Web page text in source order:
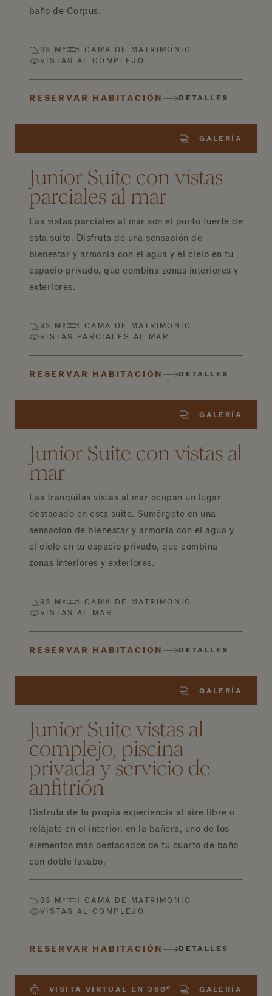
baño de Corpus.
93 M²
1 CAMA DE MATRIMONIO
VISTAS AL COMPLEJO
RESERVAR HABITACIÓN DETALLES
GALERÍA
Junior Suite con vistas
parciales al mar
Las vistas parciales al mar son el punto fuerte de
esta suite. Disfruta de una sensación de
bienestar y armonía con el agua y el cielo en tu
espacio privado, que combina zonas interiores y
exteriores.
93 M²
1 CAMA DE MATRIMONIO
VISTAS PARCIALES AL MAR
RESERVAR HABITACIÓN DETALLES
GALERÍA
Junior Suite con vistas al
mar
Las tranquilas vistas al mar ocupan un lugar
destacado en esta suite. Sumérgete en una
sensación de bienestar y armonía con el agua y
el cielo en tu espacio privado, que combina
zonas interiores y exteriores.
93 M²
1 CAMA DE MATRIMONIO
VISTAS AL MAR
RESERVAR HABITACIÓN DETALLES
GALERÍA
Junior Suite vistas al
complejo, piscina
privada y servicio de
anfitrión
Disfruta de tu propia experiencia al aire libre o
relájate en el interior, en la bañera, uno de los
elementos más destacados de tu cuarto de baño
con doble lavabo.
93 M²
1 CAMA DE MATRIMONIO
VISTAS AL COMPLEJO
RESERVAR HABITACIÓN DETALLES
VISITA VIRTUAL EN 360º GALERÍA